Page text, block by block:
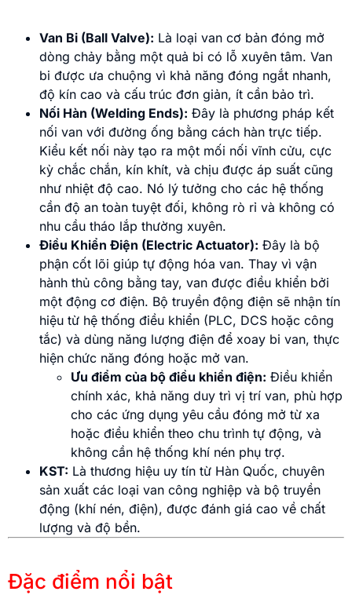
Van Bi (Ball Valve): Là loại van cơ bản đóng mở
dòng chảy bằng một quả bi có lỗ xuyên tâm. Van
bi được ưa chuộng vì khả năng đóng ngắt nhanh,
độ kín cao và cấu trúc đơn giản, ít cần bảo trì.
Nối Hàn (Welding Ends): Đây là phương pháp kết
nối van với đường ống bằng cách hàn trực tiếp.
Kiểu kết nối này tạo ra một mối nối vĩnh cửu, cực
kỳ chắc chắn, kín khít, và chịu được áp suất cũng
như nhiệt độ cao. Nó lý tưởng cho các hệ thống
cần độ an toàn tuyệt đối, không rò rỉ và không có
nhu cầu tháo lắp thường xuyên.
Điều Khiển Điện (Electric Actuator): Đây là bộ
phận cốt lõi giúp tự động hóa van. Thay vì vận
hành thủ công bằng tay, van được điều khiển bởi
một động cơ điện. Bộ truyền động điện sẽ nhận tín
hiệu từ hệ thống điều khiển (PLC, DCS hoặc công
tắc) và dùng năng lượng điện để xoay bi van, thực
hiện chức năng đóng hoặc mở van.
Ưu điểm của bộ điều khiển điện: Điều khiển
chính xác, khả năng duy trì vị trí van, phù hợp
cho các ứng dụng yêu cầu đóng mở từ xa
hoặc điều khiển theo chu trình tự động, và
không cần hệ thống khí nén phụ trợ.
KST: Là thương hiệu uy tín từ Hàn Quốc, chuyên
sản xuất các loại van công nghiệp và bộ truyền
động (khí nén, điện), được đánh giá cao về chất
lượng và độ bền.
Đặc điểm nổi bật